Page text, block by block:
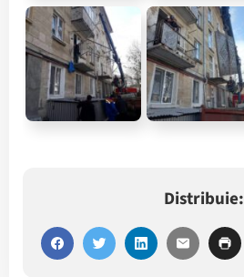
Distribuie: